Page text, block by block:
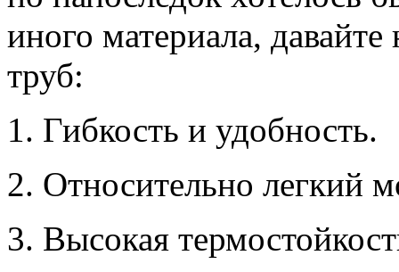
иного материала,
труб:
1. Гибкость и удобность.
2. Относительно легкий
3. Высокая